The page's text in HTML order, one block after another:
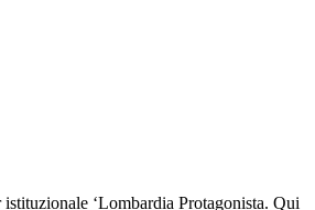
‘Lombardia Protagonista. Qui